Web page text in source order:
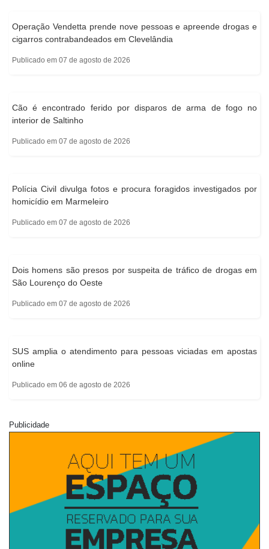
Operação Vendetta prende nove pessoas e apreende drogas e
cigarros contrabandeados em Clevelândia
Publicado em 07 de agosto de 2026
Cão é encontrado ferido por disparos de arma de fogo no
interior de Saltinho
Publicado em 07 de agosto de 2026
Polícia Civil divulga fotos e procura foragidos investigados por
homicídio em Marmeleiro
Publicado em 07 de agosto de 2026
Dois homens são presos por suspeita de tráfico de drogas em
São Lourenço do Oeste
Publicado em 07 de agosto de 2026
SUS amplia o atendimento para pessoas viciadas em apostas
online
Publicado em 06 de agosto de 2026
Publicidade